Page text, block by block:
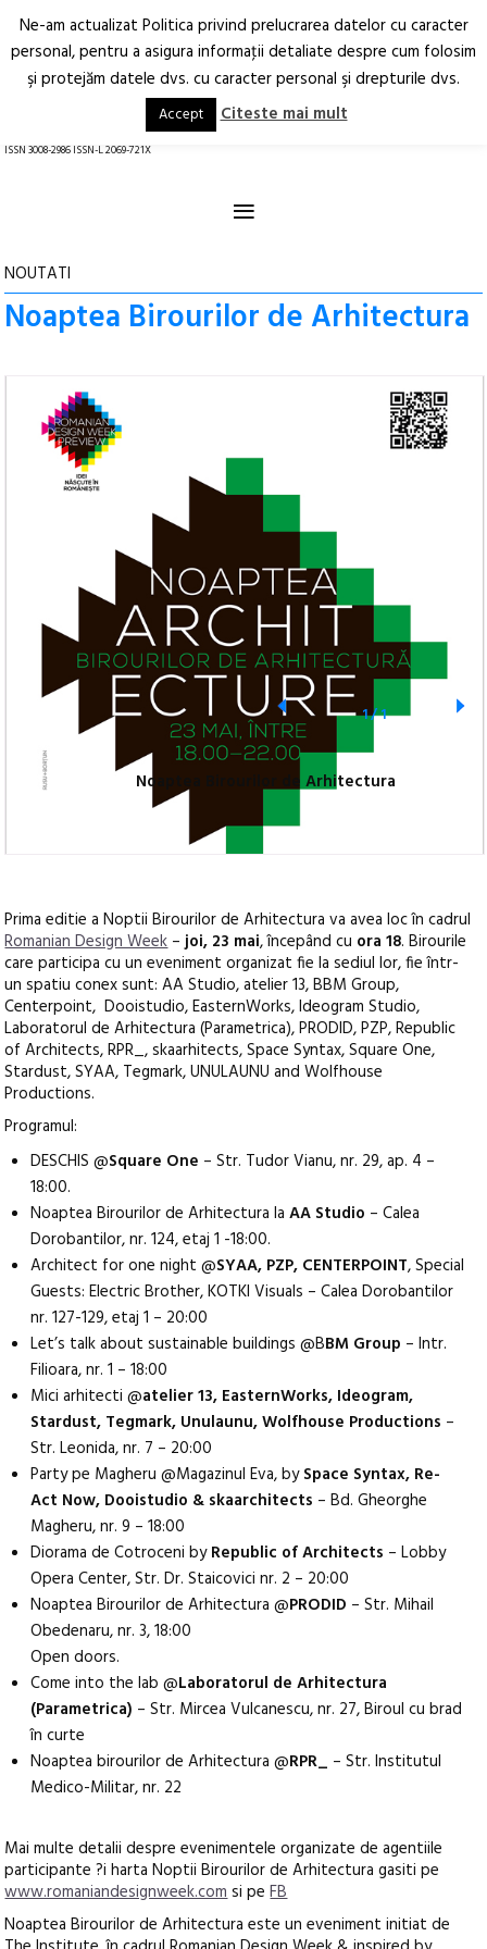
Arhitectură.
Oraș.
RO EN
ISSN 3008-2986 ISSN-L 2069-721X
≡
NOUTATI
Noaptea Birourilor de Arhitectura
Noaptea Birourilor de Arhitectura
1/1
Prima editie a Noptii Birourilor de Arhitectura va avea loc în cadrul
Romanian Design Week–joi, 23 mai, începând cu ora 18. Birourile
care participa cu un eveniment organizat fie la sediul lor, fie într-
un spatiu conex sunt: AA Studio, atelier 13, BBM Group,
Centerpoint, Dooistudio, EasternWorks, Ideogram Studio,
Laboratorul de Arhitectura (Parametrica), PRODID, PZP, Republic
of Architects, RPR_, skaarhitects, Space Syntax, Square One,
Stardust, SYAA, Tegmark, UNULAUNU and Wolfhouse
Productions.
Programul:
DESCHIS @Square One – Str. Tudor Vianu, nr. 29, ap. 4 –
18:00.
Noaptea Birourilor de Arhitectura la AA Studio – Calea
Dorobantilor, nr. 124, etaj 1 -18:00.
Architect for one night @SYAA, PZP, CENTERPOINT, Special
Guests: Electric Brother, KOTKI Visuals – Calea Dorobantilor
nr. 127-129, etaj 1 – 20:00
Let’s talk about sustainable buildings @BBM Group – Intr.
Filioara, nr. 1 – 18:00
Mici arhitecti @atelier 13, EasternWorks, Ideogram,
Stardust, Tegmark, Unulaunu, Wolfhouse Productions –
Str. Leonida, nr. 7 – 20:00
Party pe Magheru @Magazinul Eva, bySpace Syntax, Re-
Act Now, Dooistudio & skaarchitects – Bd. Gheorghe
Magheru, nr. 9 – 18:00
Diorama de Cotroceni byRepublic of Architects – Lobby
Opera Center, Str. Dr. Staicovici nr. 2 – 20:00
Noaptea Birourilor de Arhitectura @PRODID – Str. Mihail
Obedenaru, nr. 3, 18:00
Open doors.
Come into the lab @Laboratorul de Arhitectura
(Parametrica) – Str. Mircea Vulcanescu, nr. 27, Biroul cu brad
în curte
Noaptea birourilor de Arhitectura @RPR_ – Str. Institutul
Medico-Militar, nr. 22
Mai multe detalii despre evenimentele organizate de agentiile
participante ?i harta Noptii Birourilor de Arhitectura gasiti pe
www.romaniandesignweek.comsi peFB
Noaptea Birourilor de Arhitectura este un eveniment initiat de
Ne-am actualizat Politica privind prelucrarea datelor cu caracter
personal, pentru a asigura informaţii detaliate despre cum folosim
şi protejăm datele dvs. cu caracter personal şi drepturile dvs.
Accept Citeste mai mult